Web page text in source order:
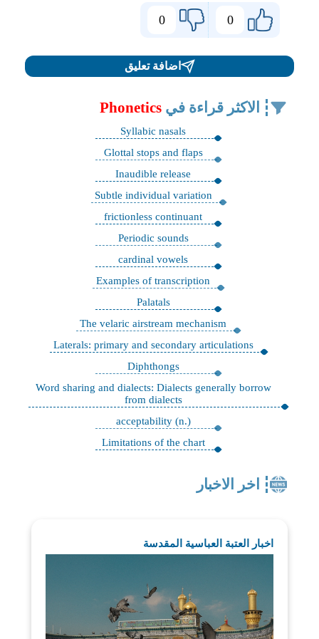
0
0
اضافة تعليق
الاكثر قراءة في Phonetics
Syllabic nasals
Glottal stops and flaps
Inaudible release
Subtle individual variation
frictionless continuant
Periodic sounds
cardinal vowels
Examples of transcription
Palatals
The velaric airstream mechanism
Laterals: primary and secondary articulations
Diphthongs
Word sharing and dialects: Dialects generally borrow
from dialects
acceptability (n.)
Limitations of the chart
اخر الاخبار
اخبار العتبة العباسية المقدسة